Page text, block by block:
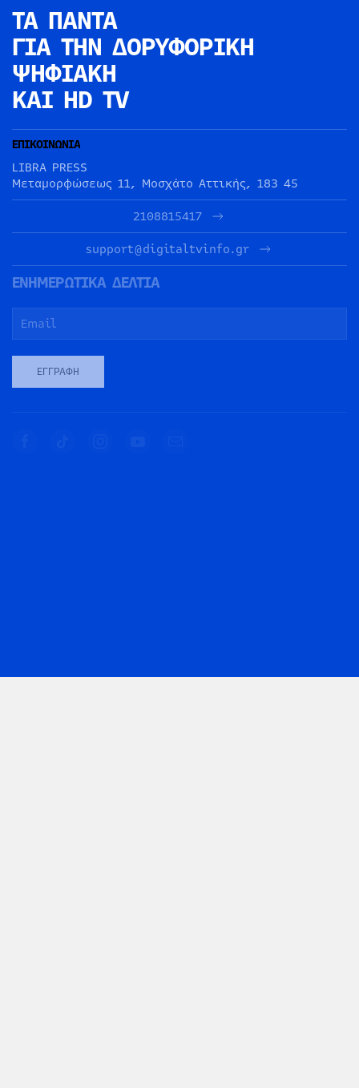
ΤΑ ΠΑΝΤΑ
ΓΙΑ ΤΗΝ ΔΟΡΥΦΟΡΙΚΗ
ΨΗΦΙΑΚΗ
ΚΑΙ HD TV
ΕΠΙΚΟΙΝΩΝΙΑ
LIBRA PRESS
Μεταμορφώσεως 11, Μοσχάτο Αττικής, 183 45
2108815417
support@digitaltvinfo.gr
ΕΝΗΜΕΡΩΤΙΚΑ ΔΕΛΤΙΑ
ΕΓΓΡΑΦΉ